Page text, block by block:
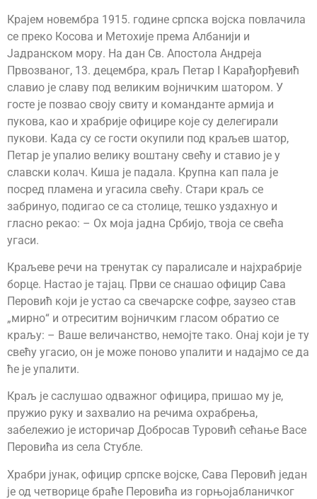
Крајем новембра 1915. године српска војска повлачила
се преко Косова и Метохије према Албанији и
Јадранском мору. На дан Св. Апостола Андреја
Првозваног, 13. децембра, краљ Петар I Карађорђевић
славио је славу под великим војничким шатором. У
госте је позвао своју свиту и команданте армија и
пукова, као и храбрије официре које су делегирали
пукови. Када су се гости окупили под краљев шатор,
Петар је упалио велику воштану свећу и ставио је у
славски колач. Киша је падала. Крупна кап пала је
посред пламена и угасила свећу. Стари краљ се
забринуо, подигао се са столице, тешко уздахнуо и
гласно рекао: – Ох моја јадна Србијо, твоја се свећа
угаси.
Краљеве речи на тренутак су паралисале и најхрабрије
борце. Настао је тајац. Први се снашао официр Сава
Перовић који је устао са свечарске софре, заузео став
„мирно“ и отреситим војничким гласом обратио се
краљу: – Ваше величанство, немојте тако. Онај који је ту
свећу угасио, он је може поново упалити и надајмо се да
ће је упалити.
Краљ је саслушао одважног официра, пришао му је,
пружио руку и захвалио на речима охрабрења,
забележио је историчар Добросав Туровић сећање Васе
Перовића из села Стубле.
Храбри јунак, официр српске војске, Сава Перовић један
је од четворице браће Перовића из горњојабланичког